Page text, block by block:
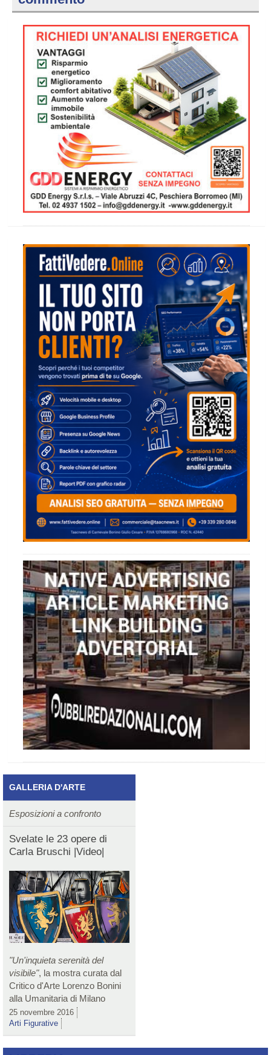
GALLERIA D'ARTE
Esposizioni a confronto
Svelate le 23 opere di
Carla Bruschi |Video|
"Un'inquieta serenità del
visibile", la mostra curata dal
Critico d'Arte Lorenzo Bonini
alla Umanitaria di Milano
25 novembre 2016
Arti Figurative